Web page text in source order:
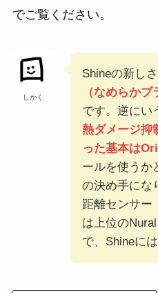
でご覧ください。
しかく
Shineの新し
（なめらかブ
です。逆にい
熱ダメージ抑
った基本は
ールを使うか
の決め手にな
距離センサー
は上位の
で、Shineに